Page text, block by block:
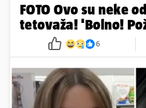
FOTO Ovo su neke
tetovaža! 'Bolno!
6